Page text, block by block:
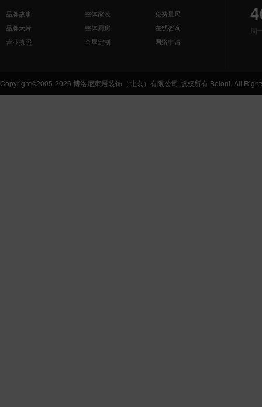
品牌故事
品牌大片
营业执照
整体家装
整体厨房
全屋定制
免费量尺
在线咨询
网络申请
周
Copyright©2005-2026 博洛尼家居装饰（北京）有限公司 版权所有 Boloni. All